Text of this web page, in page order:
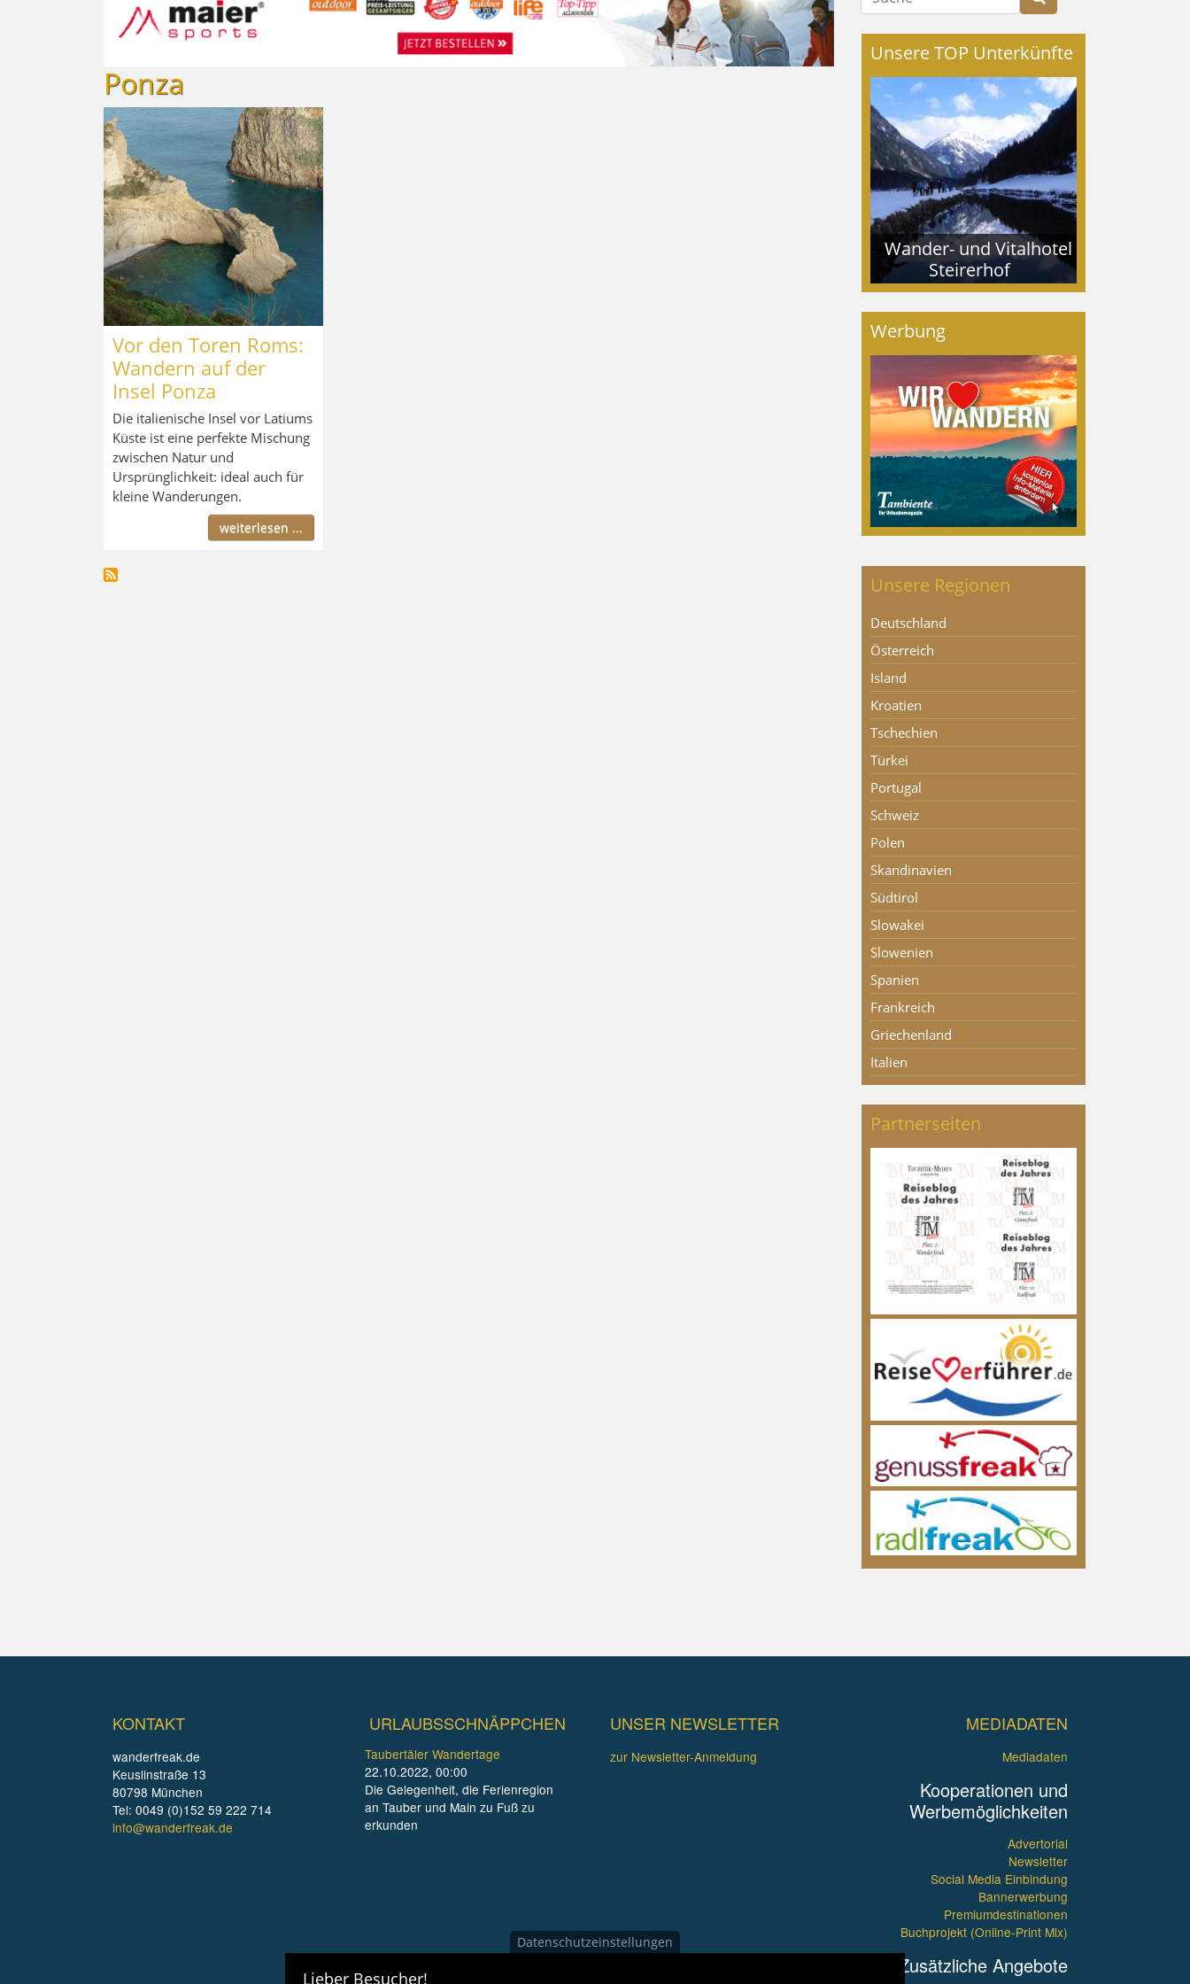
Ponza
Vor den Toren Roms:
Wandern auf der
Insel Ponza
Die italienische Insel vor Latiums
Küste ist eine perfekte Mischung
zwischen Natur und
Ursprünglichkeit: ideal auch für
kleine Wanderungen.
weiterlesen ...
Unsere TOP Unterkünfte
Wander- und Vitalhotel
Steirerhof
Werbung
Unsere Regionen
Deutschland
Österreich
Island
Kroatien
Tschechien
Türkei
Portugal
Schweiz
Polen
Skandinavien
Südtirol
Slowakei
Slowenien
Spanien
Frankreich
Griechenland
Italien
Partnerseiten
KONTAKT
wanderfreak.de
Keuslinstraße 13
80798 München
Tel: 0049 (0)152 59 222 714
info@wanderfreak.de
URLAUBSSCHNÄPPCHEN
Taubertäler Wandertage
22.10.2022, 00:00
Die Gelegenheit, die Ferienregion
an Tauber und Main zu Fuß zu
erkunden
UNSER NEWSLETTER
zur Newsletter-Anmeldung
MEDIADATEN
Mediadaten
Kooperationen und
Werbemöglichkeiten
Advertorial
Newsletter
Social Media Einbindung
Bannerwerbung
Premiumdestinationen
Buchprojekt (Online-Print Mix)
Zusätzliche Angebote
Datenschutzeinstellungen
Lieber Besucher!